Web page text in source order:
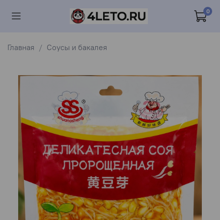
0
Главная Соусы и бакалея